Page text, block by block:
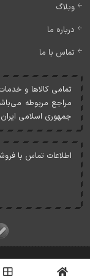
وبلاگ
درباره ما
تماس با ما
تمامی کالاها و
مراجع مربوطه
جمهوری اسلامی
اطلاعات تماس با